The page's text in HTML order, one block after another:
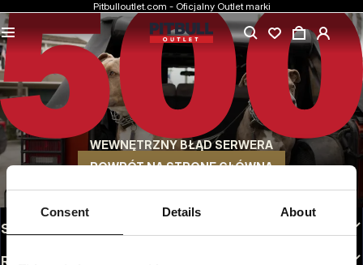
Consent Details About
Pitbulloutlet.com - Oficjalny Outlet marki
WEWNĘTRZNY BŁĄD SERWERA
POWRÓT NA STRONĘ GŁÓWNĄ
NAJNIŻSZE CENY
Markowa odzież Pitbull w rewelacyjnych cenach.
SZYBKA WYSYŁKA
Wygodne sposoby wysyłki do wyboru
30 DNI NA ZWROT
Bez tłumaczeń. Dogodne opcje zwrotu do wyboru
INFO
STREFA KLIENTA
REGULAMINY